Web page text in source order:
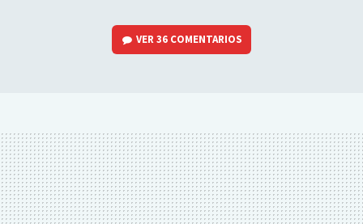
VER36 COMENTARIOS